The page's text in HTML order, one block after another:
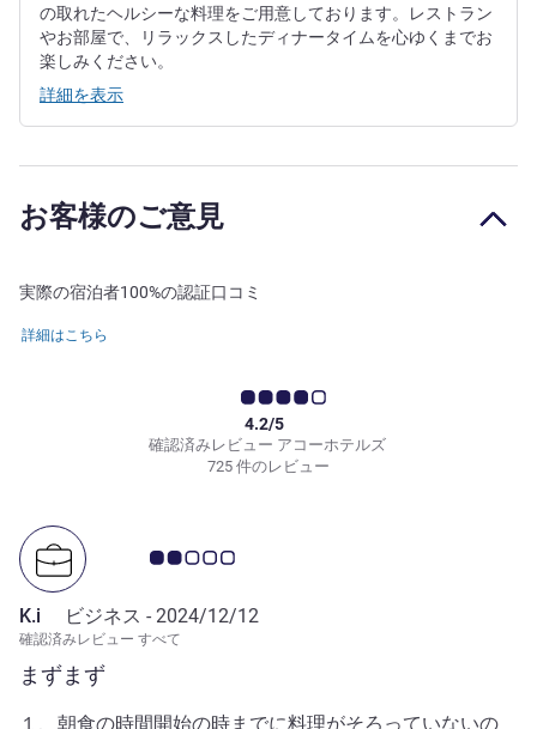
の取れたヘルシーな料理をご用意しております。レストラン
やお部屋で、リラックスしたディナータイムを心ゆくまでお
楽しみください。
詳細を表示
お客様のご意見
実際の宿泊者100%の認証口コミ
詳細はこちら
確認済みレビュー アコーホテルズ
4.2/5
725 件のレビュー
まずまず
お客さまの声 2.0/5
K.i ビジネス - 2024/12/12
確認済みレビュー すべて
１、朝食の時間開始の時までに料理がそろっていないの